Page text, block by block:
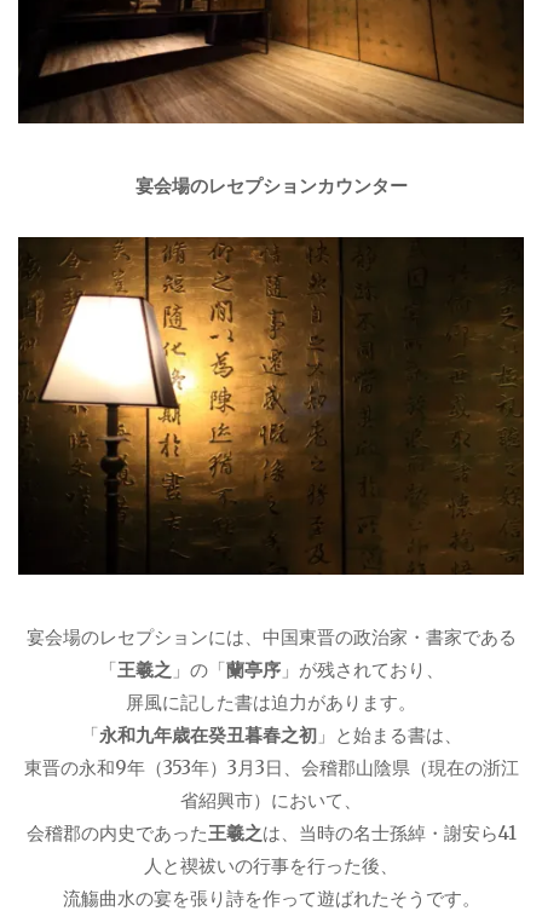
宴会場のレセプションカウンター
宴会場のレセプションには、中国東晋の政治家・書家である
「王羲之 」の「蘭亭序」が残されており、
屏風に記した書は迫力があります。
「永和九年歳在癸丑暮春之初」と始まる書は、
東晋の永和9年（353年）3月3日、会稽郡山陰県（現在の浙江
省紹興市）において、
会稽郡の内史であった王羲之は、当時の名士孫綽・謝安ら41
人と禊祓いの行事を行った後、
流觴曲水の宴を張り詩を作って遊ばれたそうです。